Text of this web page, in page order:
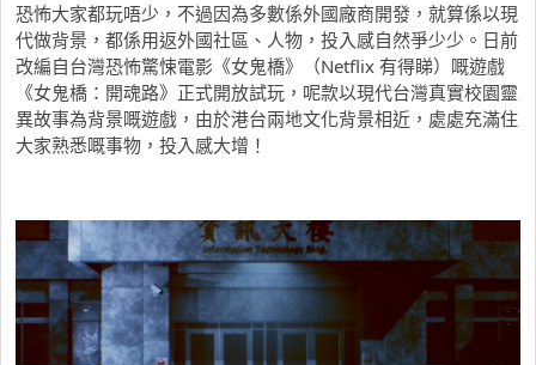
恐怖大家都玩唔少，不過因為多數係外國廠商開發，就算係以現
代做背景，都係用返外國社區、人物，投入感自然爭少少。日前
改編自台灣恐怖驚悚電影《女鬼橋》（Netflix 有得睇）嘅遊戲
《女鬼橋：開魂路》正式開放試玩，呢款以現代台灣真實校園靈
異故事為背景嘅遊戲，由於港台兩地文化背景相近，處處充滿住
大家熟悉嘅事物，投入感大增！